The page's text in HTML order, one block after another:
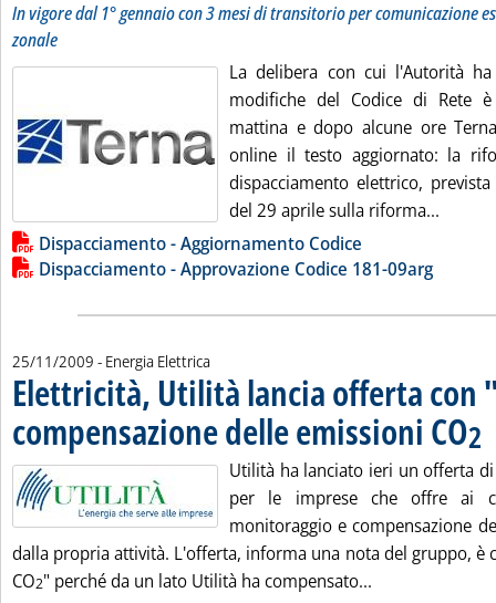
In vigore dal 1° gennaio con 3 mesi di transitorio per comunicazione
zonale
La delibera con cui l'Autorità
modifiche del Codice di Rete
mattina e dopo alcune ore
online il testo aggiornato: la
dispacciamento elettrico,
del 29 aprile sulla riforma...
Lista allegati PDF alla notizia
Dispacciamento - Aggiornamento Codice
Dispacciamento - Approvazione Codice 181-09arg
25/11/2009 - Energia Elettrica
Elettricità, Utilità lancia offerta con
compensazione delle emissioni CO2
Utilità ha lanciato ieri un offerta
per le imprese che offre ai
monitoraggio e compensazione
dalla propria attività. L'offerta, informa una nota del gruppo, è
CO2" perché da un lato Utilità ha compensato...